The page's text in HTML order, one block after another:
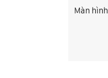
Màn hình